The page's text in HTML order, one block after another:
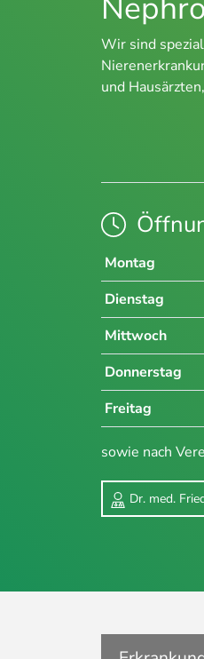
Wir sind
und
Montag
Dienstag
Mittwoch
Donnerstag
Freitag
sowie nach
Dr. med.